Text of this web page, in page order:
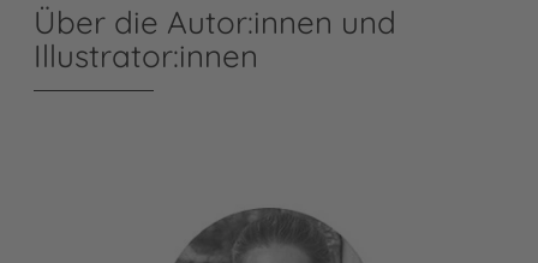
Über die Autor:innen und
Illustrator:innen